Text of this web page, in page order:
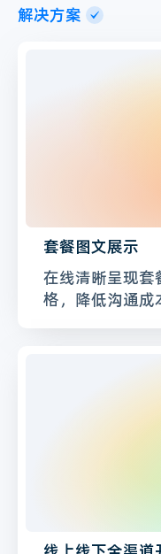
解决方案
套餐图文展示
在线清晰呈现套
格，降低沟通成